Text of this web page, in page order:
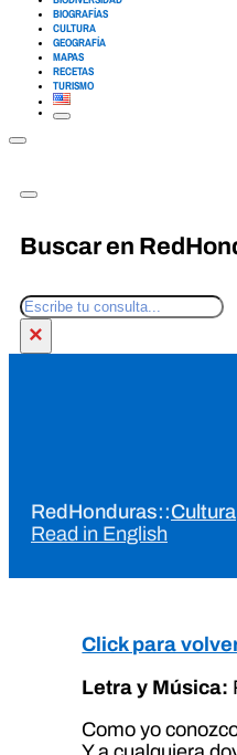
BIOGRAFÍAS
CULTURA
GEOGRAFÍA
MAPAS
RECETAS
TURISMO
Buscar en
Buscar
×
RedHonduras::Cultura
Read in English
Click para
Letra y Música:
Como yo